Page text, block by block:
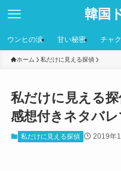
韓国
ウンヒの涙 甘い秘密 チャ
ホーム 私だけに見える探偵
私だけに見える
感想付きネタバレ
私だけに見える探偵 2019年